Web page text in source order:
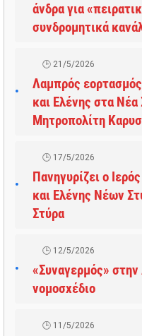
άνδρα για
συνδρομητικά
21/5/2026
Λαμπρός
και Ελένης στα
Μητροπολίτη
17/5/2026
Πανηγυρίζει ο
και Ελένης Νέων
Στύρα
12/5/2026
«Συναγερμός»
νομοσχέδιο
11/5/2026